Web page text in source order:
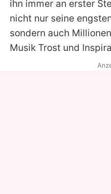
ihn immer an erster
nicht nur seine
sondern auch
Musik Trost und